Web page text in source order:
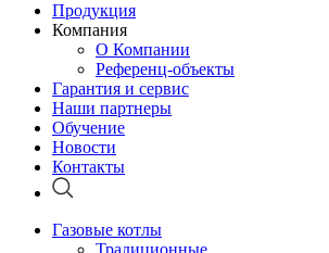
Продукция
Компания
О Компании
Референц-объекты
Гарантия и сервис
Наши партнеры
Обучение
Новости
Контакты
Газовые котлы
Традиционные